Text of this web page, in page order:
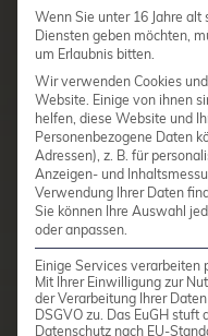
Wenn Sie unter 16 Jahre
Diensten geben möchten,
um Erlaubnis bitten.
Wir verwenden Cookies
Website. Einige von ihnen
helfen, diese Website und
Personenbezogene Daten
Adressen), z. B. für
Anzeigen- und
Verwendung Ihrer Daten
Sie können Ihre Auswahl
oder anpassen.
Einige Services verarbeiten
Mit Ihrer Einwilligung zur
der Verarbeitung Ihrer
DSGVO zu. Das EuGH
Datenschutz nach EU-